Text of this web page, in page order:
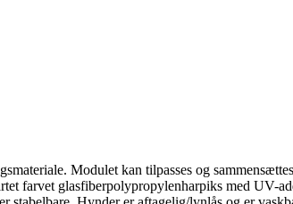
Modulet kan tilpasses og
farvet glasfiberpolypropylenharpiks med UV-